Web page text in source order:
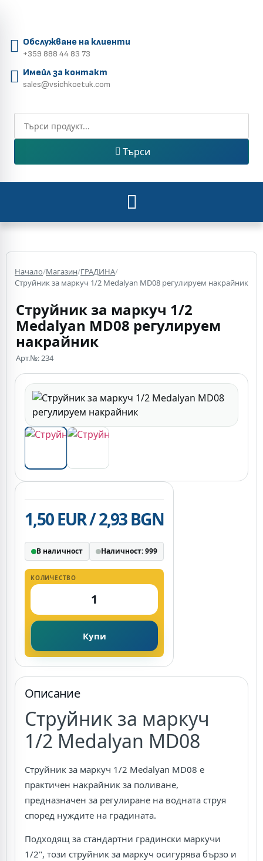
Обслужване на клиенти
+359 888 44 83 73
Имейл за контакт
sales@vsichkoetuk.com
Търси
Начало/Магазин/ГРАДИНА/
Струйник за маркуч 1/2 Medalyan MD08 регулируем накрайник
Струйник за маркуч 1/2
Medalyan MD08 регулируем
накрайник
Арт.№: 234
1,50 EUR / 2,93 BGN
В наличност Наличност: 999
КОЛИЧЕСТВО
Купи
Описание
Струйник за маркуч
1/2 Medalyan MD08
Струйник за маркуч 1/2 Medalyan MD08 е
практичен накрайник за поливане,
предназначен за регулиране на водната струя
според нуждите на градината.
Подходящ за стандартни градински маркучи
1/2", този струйник за маркуч осигурява бързо и